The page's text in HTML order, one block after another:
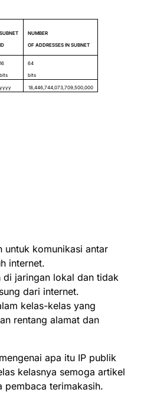
SUBNET
ID
NUMBER
OF ADDRESSES IN SUBNET
16
bits
64
bits
yyyy 18,446,744,073,709,500,000
untuk komunikasi antar
internet.
di jaringan lokal dan tidak
dari internet.
kelas-kelas yang
rentang alamat dan
apa itu IP publik
kelasnya semoga artikel
pembaca terimakasih.